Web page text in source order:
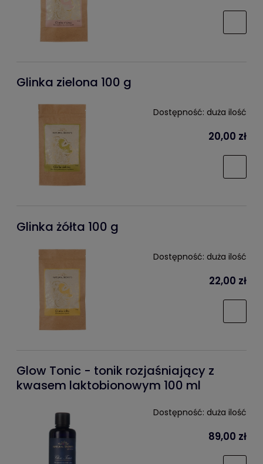
Glinka zielona 100 g
Dostępność: duża ilość
20,00 zł
Glinka żółta 100 g
Dostępność: duża ilość
22,00 zł
Glow Tonic - tonik rozjaśniający z
kwasem laktobionowym 100 ml
Dostępność: duża ilość
89,00 zł